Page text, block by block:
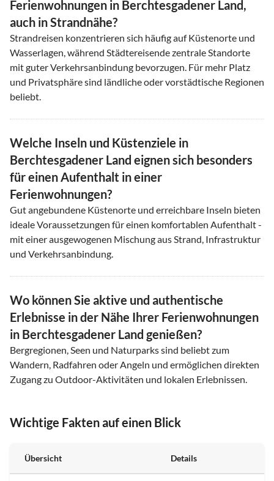
Ferienwohnungen in Berchtesgadener Land,
auch in Strandnähe?
Strandreisen konzentrieren sich häufig auf Küstenorte und
Wasserlagen, während Städtereisende zentrale Standorte
mit guter Verkehrsanbindung bevorzugen. Für mehr Platz
und Privatsphäre sind ländliche oder vorstädtische Regionen
beliebt.
Welche Inseln und Küstenziele in
Berchtesgadener Land eignen sich besonders
für einen Aufenthalt in einer
Ferienwohnungen?
Gut angebundene Küstenorte und erreichbare Inseln bieten
ideale Voraussetzungen für einen komfortablen Aufenthalt -
mit einer ausgewogenen Mischung aus Strand, Infrastruktur
und Verkehrsanbindung.
Wo können Sie aktive und authentische
Erlebnisse in der Nähe Ihrer Ferienwohnungen
in Berchtesgadener Land genießen?
Bergregionen, Seen und Naturparks sind beliebt zum
Wandern, Radfahren oder Angeln und ermöglichen direkten
Zugang zu Outdoor-Aktivitäten und lokalen Erlebnissen.
Wichtige Fakten auf einen Blick
Übersicht Details